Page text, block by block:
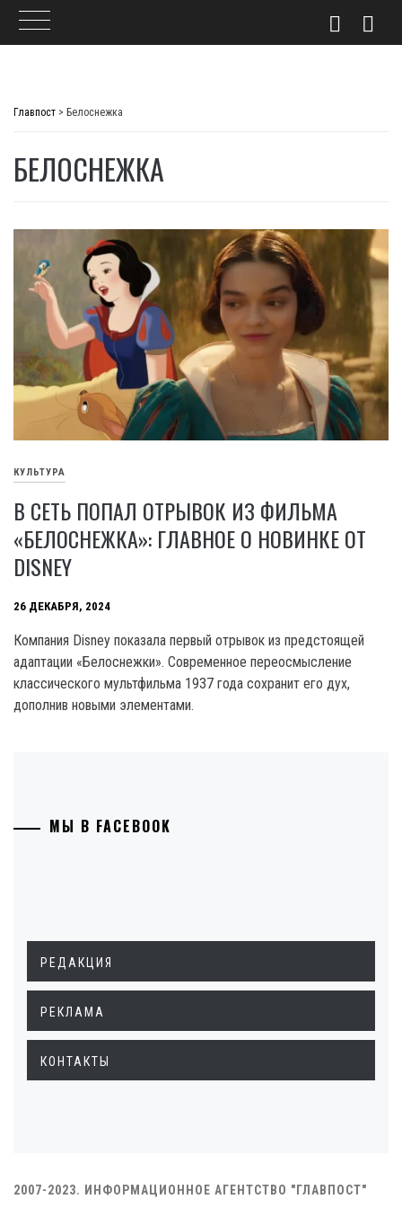
Главпост > Белоснежка
БЕЛОСНЕЖКА
КУЛЬТУРА
В СЕТЬ ПОПАЛ ОТРЫВОК ИЗ ФИЛЬМА
«БЕЛОСНЕЖКА»: ГЛАВНОЕ О НОВИНКЕ ОТ
DISNEY
26 ДЕКАБРЯ, 2024
Компания Disney показала первый отрывок из предстоящей
адаптации «Белоснежки». Современное переосмысление
классического мультфильма 1937 года сохранит его дух,
дополнив новыми элементами.
МЫ В FACEBOOK
РЕДАКЦИЯ
РЕКЛАМА
КОНТАКТЫ
2007-2023. ИНФОРМАЦИОННОЕ АГЕНТСТВО "ГЛАВПОСТ"